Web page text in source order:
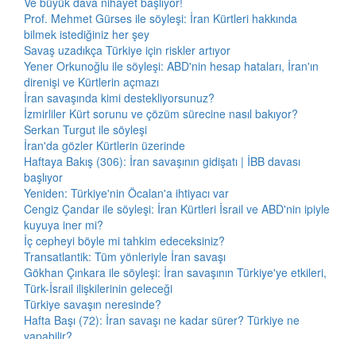
Prof. Mehmet Gürses ile söyleşi: İran Kürtleri hakkında
bilmek istediğiniz her şey
Savaş uzadıkça Türkiye için riskler artıyor
Yener Orkunoğlu ile söyleşi: ABD'nin hesap hataları, İran'ın
direnişi ve Kürtlerin açmazı
İran savaşında kimi destekliyorsunuz?
İzmirliler Kürt sorunu ve çözüm sürecine nasıl bakıyor?
Serkan Turgut ile söyleşi
İran'da gözler Kürtlerin üzerinde
Haftaya Bakış (306): İran savaşının gidişatı | İBB davası
başlıyor
Yeniden: Türkiye'nin Öcalan'a ihtiyacı var
Cengiz Çandar ile söyleşi: İran Kürtleri İsrail ve ABD'nin ipiyle
kuyuya iner mi?
İç cepheyi böyle mi tahkim edeceksiniz?
Transatlantik: Tüm yönleriyle İran savaşı
Gökhan Çınkara ile söyleşi: İran savaşının Türkiye'ye etkileri,
Türk-İsrail ilişkilerinin geleceği
Türkiye savaşın neresinde?
Hafta Başı (72): İran savaşı ne kadar sürer? Türkiye ne
yapabilir?